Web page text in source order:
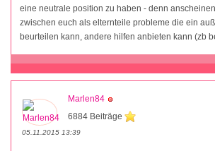
eine neutrale position zu haben - denn
zwischen euch als elternteile probleme die ein
beurteilen kann, andere hilfen anbieten kann (zb
Marlen84
6884 Beiträge
05.11.2015 13:39